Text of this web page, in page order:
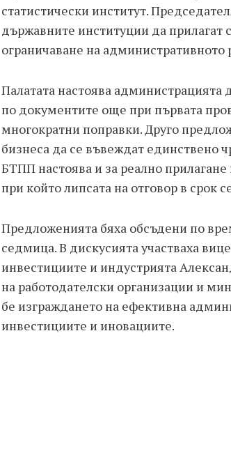
статистически институт.
държавните институции да прилагат
ограничаване на административното
Палатата настоява
по документите още при първата
многократни поправки. Друго
бизнеса да се въвеждат единствено
БТПП настоява и за реално
при който липсата на отговор в срок
Предложенията бяха обсъдени по
седмица. В дискусията участваха
инвестициите и индустрията
на работодателски организации и
бе изграждането на ефективна
инвестициите и иновациите.